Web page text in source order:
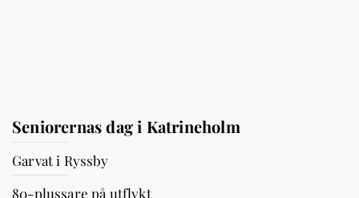
Seniorernas dag i Katrineholm
Garvat i Ryssby
80-plussare på utflykt